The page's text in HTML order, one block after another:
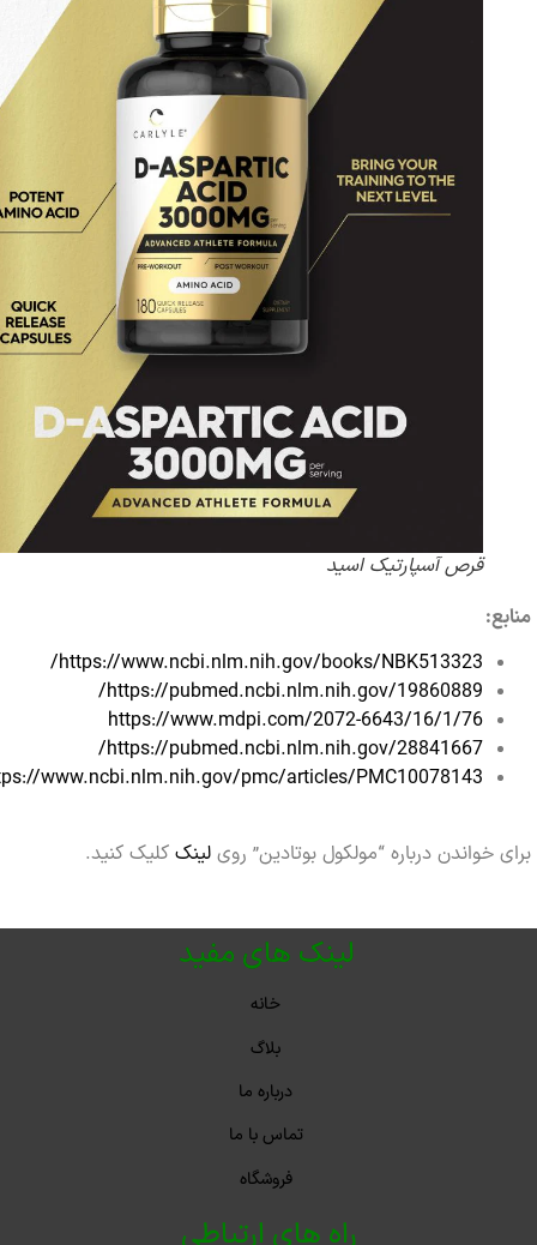
قرص آسپارتیک اسید
https://www.ncbi.nlm.nih.gov/books/NBK513323/
https://pubmed.ncbi.nlm.nih.gov/19860889/
https://www.mdpi.com/2072-6643/16/1/76
https://pubmed.ncbi.nlm.nih.gov/28841667/
https://www.ncbi.nlm.nih.gov/pmc/articles/PMC10078143/
درباره “مولکول بوتادین” رویلینک کلیک کنید.
لینک های مفید
درباره ما
تماس با ما
فروشگاه
راه های ارتباطی